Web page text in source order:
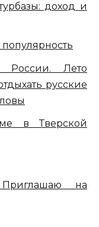
доход и
России. Лето
русские
в Тверской
Приглашаю на